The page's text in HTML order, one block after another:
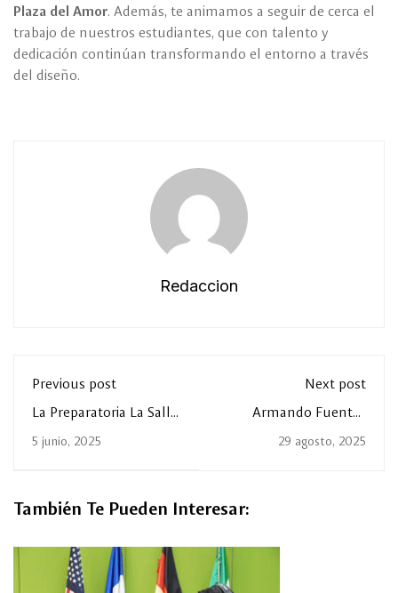
Plaza del Amor. Además, te animamos a seguir de cerca el
trabajo de nuestros estudiantes, que con talento y
dedicación continúan transformando el entorno a través
del diseño.
Redaccion
Previous post
La Preparatoria La Salle
Universidad La Salle
5 junio, 2025
Next post
Armando Fuentes
Salle Laguna
29 agosto, 2025
También Te Pueden Interesar: